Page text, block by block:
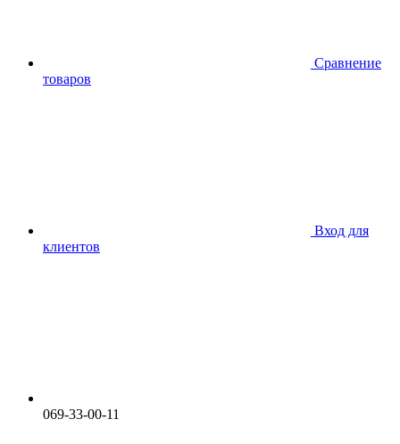
Сравнение
товаров
Вход для
клиентов
069-33-00-11